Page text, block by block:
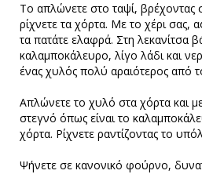
Το απλώνετε στο ταψί, βρέχοντας
ρίχνετε τα χόρτα. Με το χέρι σας,
τα πατάτε ελαφρά. Στη λεκανίτσα
καλαμποκάλευρο, λίγο λάδι και
ένας χυλός πολύ αραιότερος από
Απλώνετε το χυλό στα χόρτα και
στεγνό όπως είναι το
χόρτα. Ρίχνετε ραντίζοντας το
Ψήνετε σε κανονικό φούρνο,